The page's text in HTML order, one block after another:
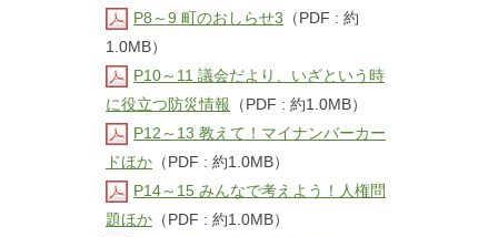
P8～9 町のおしらせ3 （PDF : 約
1.0MB）
P10～11 議会だより、いざという時
に役立つ防災情報 （PDF : 約1.0MB）
P12～13 教えて！マイナンバーカー
ドほか （PDF : 約1.0MB）
P14～15 みんなで考えよう！人権問
題ほか （PDF : 約1.0MB）